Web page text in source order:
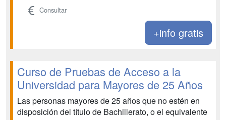
Consultar
+info gratis
Curso de Pruebas de Acceso a la
Universidad para Mayores de 25 Años
Las personas mayores de 25 años que no estén en
disposición del título de Bachillerato, o el equivalente